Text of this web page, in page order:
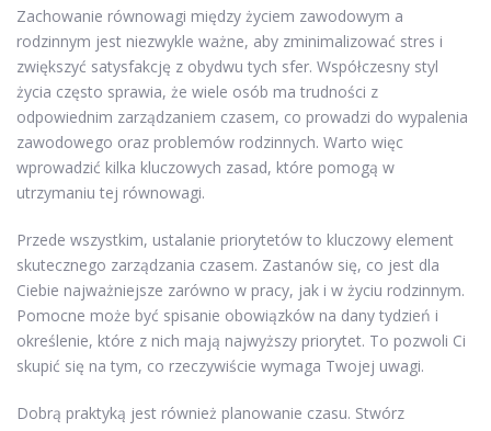
Zachowanie równowagi między życiem zawodowym a
rodzinnym jest niezwykle ważne, aby zminimalizować stres i
zwiększyć satysfakcję z obydwu tych sfer. Współczesny styl
życia często sprawia, że wiele osób ma trudności z
odpowiednim zarządzaniem czasem, co prowadzi do wypalenia
zawodowego oraz problemów rodzinnych. Warto więc
wprowadzić kilka kluczowych zasad, które pomogą w
utrzymaniu tej równowagi.
Przede wszystkim, ustalanie priorytetów to kluczowy element
skutecznego zarządzania czasem. Zastanów się, co jest dla
Ciebie najważniejsze zarówno w pracy, jak i w życiu rodzinnym.
Pomocne może być spisanie obowiązków na dany tydzień i
określenie, które z nich mają najwyższy priorytet. To pozwoli Ci
skupić się na tym, co rzeczywiście wymaga Twojej uwagi.
Dobrą praktyką jest również planowanie czasu. Stwórz